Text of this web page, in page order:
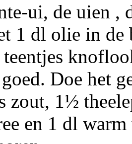
ui, de uien ,
1 dl olie in de
Doe het
zout, 1½
en 1 dl